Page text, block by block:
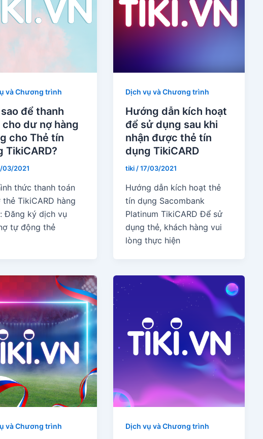
và Chương trình
để thanh
cho dư nợ hàng
cho Thẻ tín
TikiCARD?
03/2021
thức thanh toán
TikiCARD hàng
Đăng ký dịch vụ
tự động thẻ
Dịch vụ và Chương trình
Hướng dẫn kích hoạt
để sử dụng sau khi
nhận được thẻ tín
dụng TikiCARD
tiki/17/03/2021
Hướng dẫn kích hoạt thẻ
tín dụng Sacombank
Platinum TikiCARD Để sử
dụng thẻ, khách hàng vui
lòng thực hiện
và Chương trình Dịch vụ và Chương trình